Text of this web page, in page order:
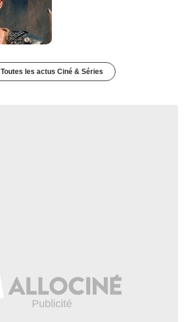
Toutes les actus Ciné & Séries